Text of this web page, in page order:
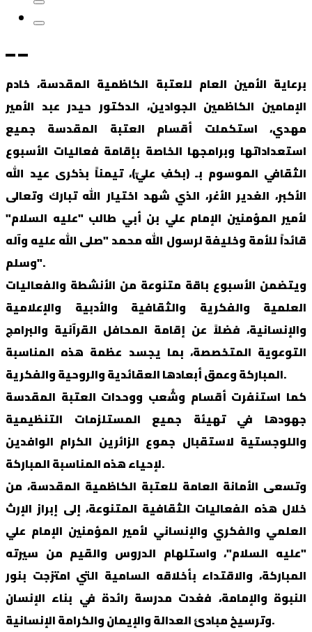
برعاية الأمين العام للعتبة الكاظمية المقدسة، خادم
الإمامين الكاظمين الجوادين، الدكتور حيدر عبد الأمير
مهدي، استكملت أقسام العتبة المقدسة جميع
استعداداتها وبرامجها الخاصة بإقامة فعاليات الأسبوع
الثقافي الموسوم بـ (بكفِ عليّ)، تيمناً بذكرى عيد الله
الأكبر، الغدير الأغر، الذي شهد اختيار الله تبارك وتعالى
لأمير المؤمنين الإمام علي بن أبي طالب "عليه السلام"
قائداً للأمة وخليفة لرسول الله محمد "صلى الله عليه وآله
وسلم".
ويتضمن الأسبوع باقة متنوعة من الأنشطة والفعاليات
العلمية والفكرية والثقافية والأدبية والإعلامية
والإنسانية، فضلاً عن إقامة المحافل القرآنية والبرامج
التوعوية المتخصصة، بما يجسد عظمة هذه المناسبة
المباركة وعمق أبعادها العقائدية والروحية والفكرية.
كما استنفرت أقسام وشُعب ووحدات العتبة المقدسة
جهودها في تهيئة جميع المستلزمات التنظيمية
واللوجستية لاستقبال جموع الزائرين الكرام الوافدين
لإحياء هذه المناسبة المباركة.
وتسعى الأمانة العامة للعتبة الكاظمية المقدسة، من
خلال هذه الفعاليات الثقافية المتنوعة، إلى إبراز الإرث
العلمي والفكري والإنساني لأمير المؤمنين الإمام علي
"عليه السلام"، واستلهام الدروس والقيم من سيرته
المباركة، والاقتداء بأخلاقه السامية التي امتزجت بنور
النبوة والإمامة، فغدت مدرسة رائدة في بناء الإنسان
وترسيخ مبادئ العدالة والإيمان والكرامة الإنسانية.